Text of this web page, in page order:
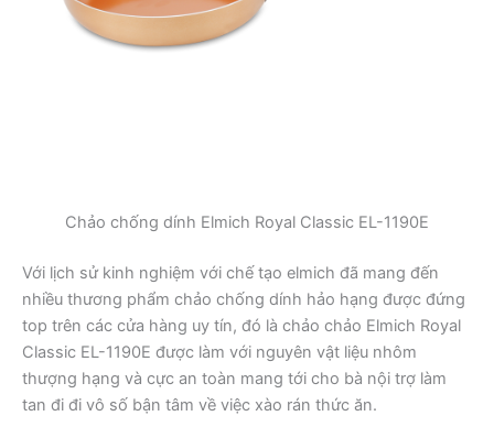
Chảo chống dính Elmich Royal Classic EL-1190E
Với lịch sử kinh nghiệm với chế tạo elmich đã mang đến
nhiều thương phẩm chảo chống dính hảo hạng được đứng
top trên các cửa hàng uy tín, đó là chảo chảo Elmich Royal
Classic EL-1190E được làm với nguyên vật liệu nhôm
thượng hạng và cực an toàn mang tới cho bà nội trợ làm
tan đi đi vô số bận tâm về việc xào rán thức ăn.